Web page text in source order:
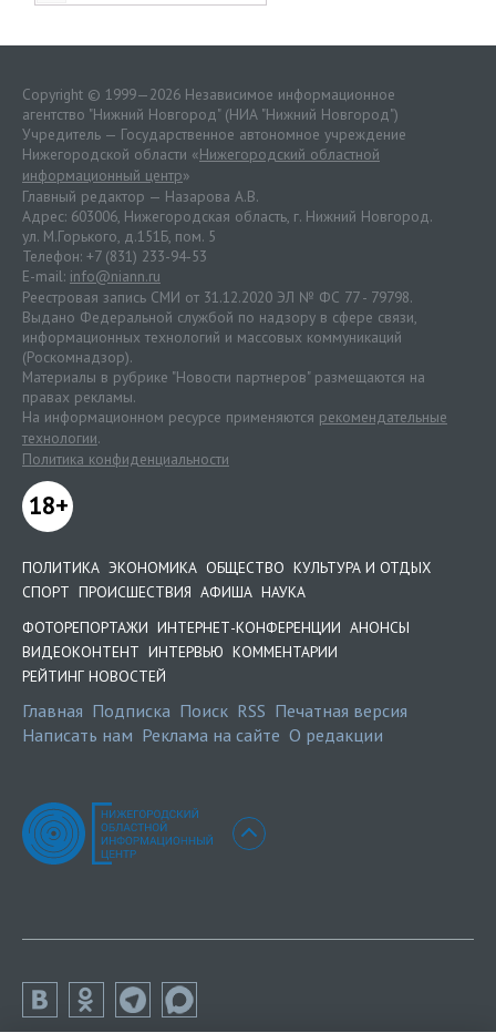
Copyright © 1999—2026 Независимое информационное
агентство "Нижний Новгород" (НИА "Нижний Новгород")
Учредитель — Государственное автономное учреждение
Нижегородской области «Нижегородский областной
информационный центр»
Главный редактор — Назарова А.В.
Адрес: 603006, Нижегородская область, г. Нижний Новгород.
ул. М.Горького, д.151Б, пом. 5
Телефон: +7 (831) 233-94-53
E-mail: info@niann.ru
Реестровая запись СМИ от 31.12.2020 ЭЛ № ФС 77 - 79798.
Выдано Федеральной службой по надзору в сфере связи,
информационных технологий и массовых коммуникаций
(Роскомнадзор).
Материалы в рубрике "Новости партнеров" размещаются на
правах рекламы.
На информационном ресурсе применяются рекомендательные
технологии.
Политика конфиденциальности
18+
ПОЛИТИКА ЭКОНОМИКА ОБЩЕСТВО КУЛЬТУРА И ОТДЫХ
СПОРТ ПРОИСШЕСТВИЯ АФИША НАУКА
ФОТОРЕПОРТАЖИ ИНТЕРНЕТ-КОНФЕРЕНЦИИ АНОНСЫ
ВИДЕОКОНТЕНТ ИНТЕРВЬЮ КОММЕНТАРИИ
РЕЙТИНГ НОВОСТЕЙ
Главная Подписка Поиск RSS Печатная версия
Написать нам Реклама на сайте О редакции